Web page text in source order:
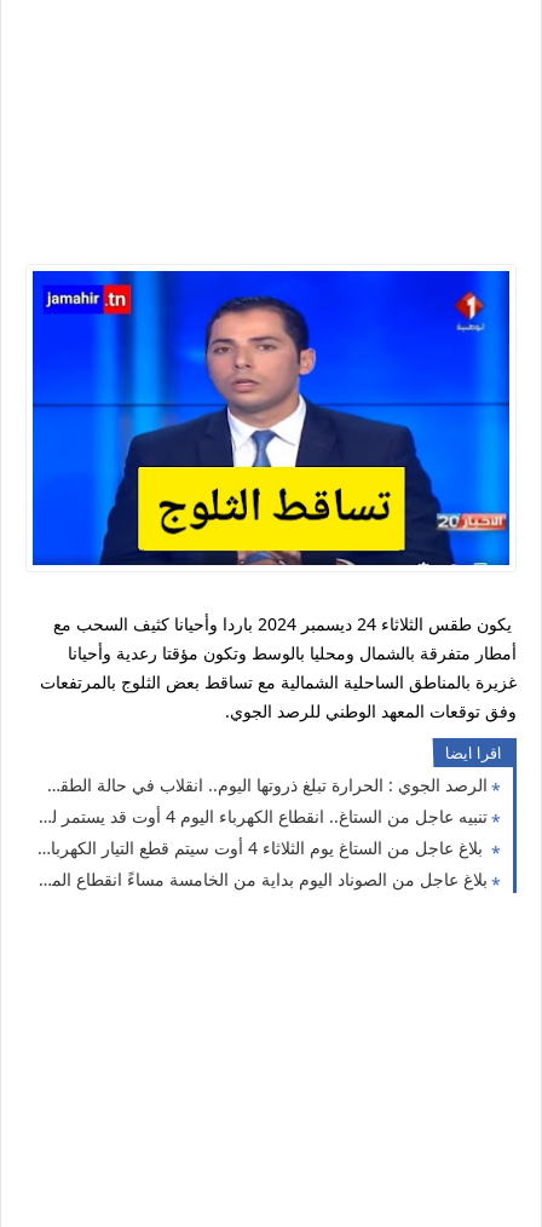
يكون طقس الثلاثاء 24 ديسمبر 2024 باردا وأحيانا كثيف السحب مع
أمطار متفرقة بالشمال ومحليا بالوسط وتكون مؤقتا رعدية وأحيانا
غزيرة بالمناطق الساحلية الشمالية مع تساقط بعض الثلوج بالمرتفعات
وفق توقعات المعهد الوطني للرصد الجوي.
اقرا ايضا
الرصد الجوي : الحرارة تبلغ ذروتها اليوم.. انقلاب في حالة الطقس بعد ساعات.. أمطار رعدية قادمة تشمل هذه الولايات
تنبيه عاجل من الستاغ.. انقطاع الكهرباء اليوم 4 أوت قد يستمر لساعتين في هذه الولايات
بلاغ عاجل من الستاغ يوم الثلاثاء 4 أوت سيتم قطع التيار الكهربائي عن هذه الولايات
بلاغ عاجل من الصوناد اليوم بداية من الخامسة مساءً انقطاع الماء الصالح لشرب في هذه الولاية